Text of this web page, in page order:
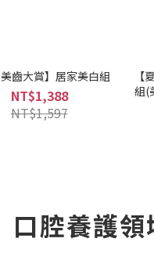
美齒大賞】居家美白組
NT$1,388
NT$1,597
【
組(
腔養護